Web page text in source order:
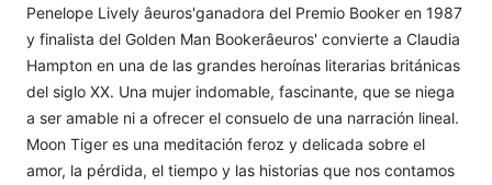
Penelope Lively âeuros'ganadora del Premio Booker en 1987
y finalista del Golden Man Bookerâeuros' convierte a Claudia
Hampton en una de las grandes heroínas literarias británicas
del siglo XX. Una mujer indomable, fascinante, que se niega
a ser amable ni a ofrecer el consuelo de una narración lineal.
Moon Tiger es una meditación feroz y delicada sobre el
amor, la pérdida, el tiempo y las historias que nos contamos